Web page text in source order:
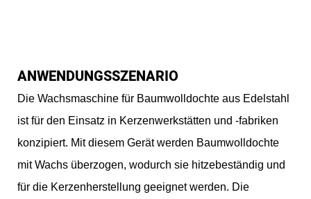
ANWENDUNGSSZENARIO
Die Wachsmaschine für Baumwolldochte aus Edelstahl
ist für den Einsatz in Kerzenwerkstätten und -fabriken
konzipiert. Mit diesem Gerät werden Baumwolldochte
mit Wachs überzogen, wodurch sie hitzebeständig und
für die Kerzenherstellung geeignet werden. Die